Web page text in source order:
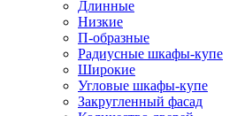
Длинные
Низкие
П-образные
Радиусные шкафы-купе
Широкие
Угловые шкафы-купе
Закругленный фасад